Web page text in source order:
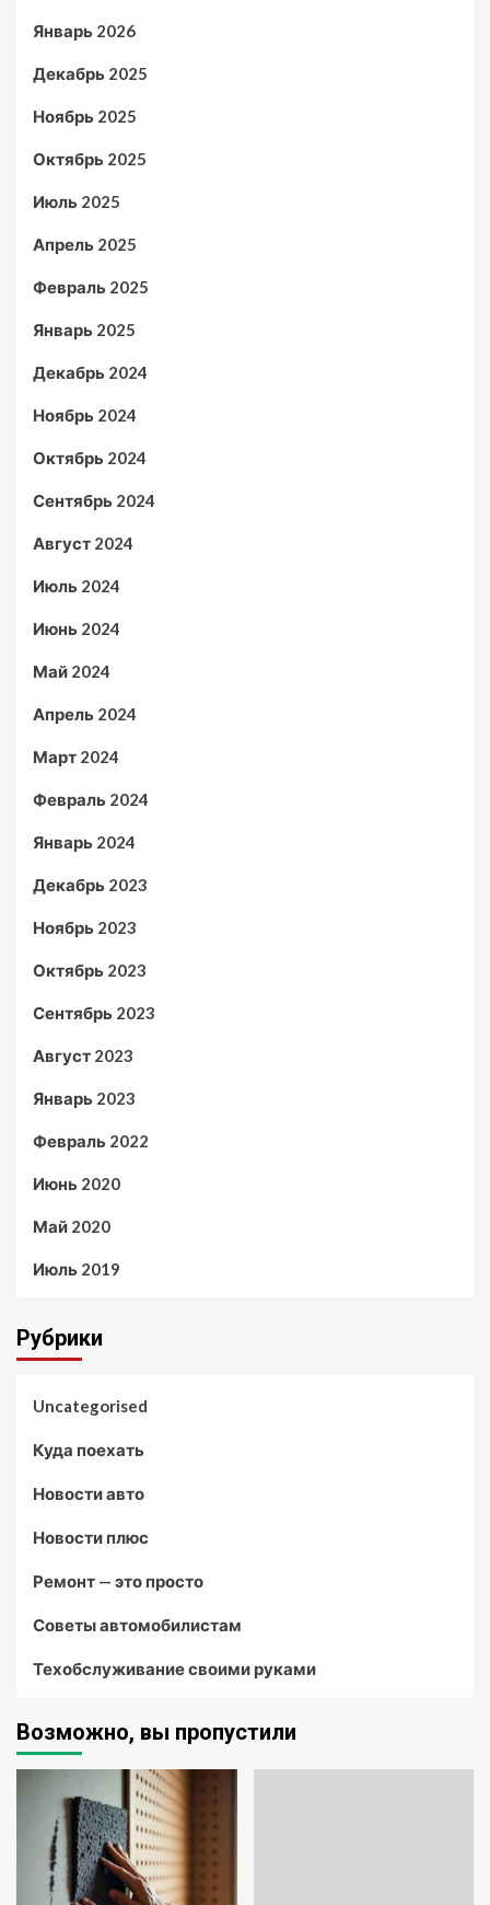
Январь 2026
Декабрь 2025
Ноябрь 2025
Октябрь 2025
Июль 2025
Апрель 2025
Февраль 2025
Январь 2025
Декабрь 2024
Ноябрь 2024
Октябрь 2024
Сентябрь 2024
Август 2024
Июль 2024
Июнь 2024
Май 2024
Апрель 2024
Март 2024
Февраль 2024
Январь 2024
Декабрь 2023
Ноябрь 2023
Октябрь 2023
Сентябрь 2023
Август 2023
Январь 2023
Февраль 2022
Июнь 2020
Май 2020
Июль 2019
Рубрики
Uncategorised
Куда поехать
Новости авто
Новости плюс
Ремонт — это просто
Советы автомобилистам
Техобслуживание своими руками
Возможно, вы пропустили